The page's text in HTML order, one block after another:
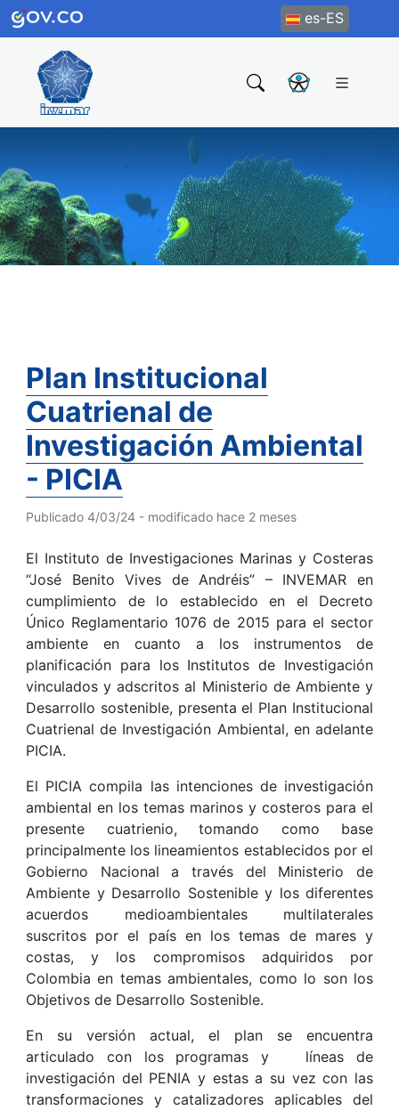
es-ES
Plan Institucional
Cuatrienal de
Investigación Ambiental
- PICIA
Publicado 4/03/24 - modificado hace 2 meses
El Instituto de Investigaciones Marinas y Costeras
“José Benito Vives de Andréis” – INVEMAR en
cumplimiento de lo establecido en el Decreto
Único Reglamentario 1076 de 2015 para el sector
ambiente en cuanto a los instrumentos de
planificación para los Institutos de Investigación
vinculados y adscritos al Ministerio de Ambiente y
Desarrollo sostenible, presenta el Plan Institucional
Cuatrienal de Investigación Ambiental, en adelante
PICIA.
El PICIA compila las intenciones de investigación
ambiental en los temas marinos y costeros para el
presente cuatrienio, tomando como base
principalmente los lineamientos establecidos por el
Gobierno Nacional a través del Ministerio de
Ambiente y Desarrollo Sostenible y los diferentes
acuerdos medioambientales multilaterales
suscritos por el país en los temas de mares y
costas, y los compromisos adquiridos por
Colombia en temas ambientales, como lo son los
Objetivos de Desarrollo Sostenible.
En su versión actual, el plan se encuentra
articulado con los programas y líneas de
investigación del PENIA y estas a su vez con las
transformaciones y catalizadores aplicables del